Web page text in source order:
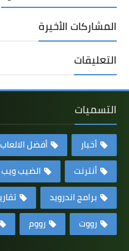
المشاركات الأخيرة
التعليقات
التسميات
أخبار أفضل الالعاب
أنترنت
الضيب ويب
برامج اندرويد
رووت
رووم